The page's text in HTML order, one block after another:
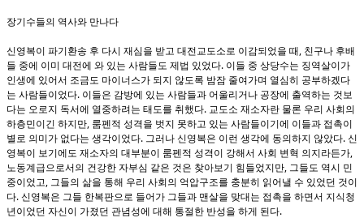
장기수들의 역사와 만나다
신영복이 파기환송 후 다시 재심을 받고 대전교도소로 이감되었을 때 , 친구나 후배
들 중에 이미 대전에 와 있는 사람들도 제법 있었다. 이들 중 상당수는 징역살이가
인생에 있어서 조금도 마이너스가 되지 않도록 밤잠 줄여가며 열심히 공부하겠다
는 사람들이었다. 이들은 감방에 있는 사람들과 어울리거나 공장에 출역하는 것보
다는 오로지 독서에 열중하려는 태도를 취했다. 교도소 재소자란 물론 우리 사회의
하층민이긴 하지만, 룸펜적 성격을 벗지 못하고 있는 사람들이기에 이들과 접촉이
별로 의미가 없다는 생각이었다. 그러나 신영복은 이런 생각에 동의하지 않았다. 신
영복이 보기에도 재소자의 대부분이 룸펜적 성격이 강해서 사회 변혁 의지라든가,
노동계급으로서의 건강한 자부심 같은 것은 찾아보기 힘들었지만, 그들도 역시 민
중이었고, 그들의 삶을 통해 우리 사회의 억압구조를 충분히 읽어낼 수 있었던 것이
다. 신영복은 그들 한복판으로 들어가 그들과 맨살을 맞대는 접촉을 하면서 지식청
년이었던 자신이 가졌던 관념성에 대해 통절한 반성을 하게 된다.